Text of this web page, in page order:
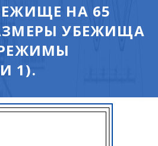
НА 65
УБЕЖИЩА
1).